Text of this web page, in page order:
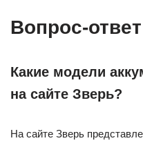
Вопрос-
Какие модели
на сайте Зверь?
На сайте Зверь